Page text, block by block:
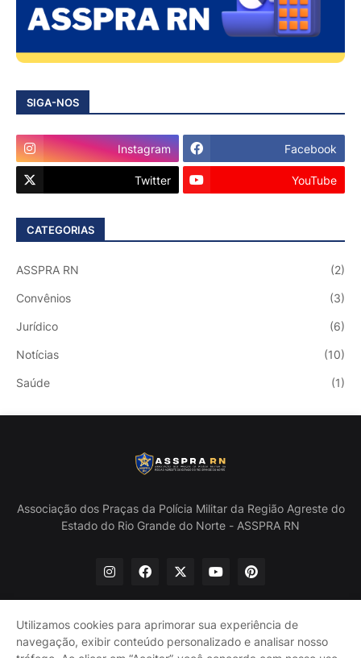
SIGA-NOS
Instagram Facebook
Twitter YouTube
CATEGORIAS
ASSPRA RN (2)
Convênios (3)
Jurídico (6)
Notícias (10)
Saúde (1)
Associação dos Praças da Polícia Militar da Região Agreste do
Estado do Rio Grande do Norte - ASSPRA RN
Início Quem Somos Política de Privacidade
Utilizamos cookies para aprimorar sua experiência de
navegação, exibir conteúdo personalizado e analisar nosso